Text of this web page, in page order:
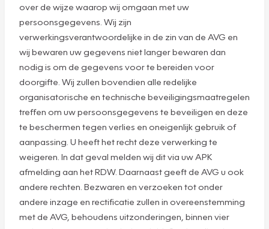
over de wijze waarop wij omgaan met uw
persoonsgegevens. Wij zijn
verwerkingsverantwoordelijke in de zin van de AVG en
wij bewaren uw gegevens niet langer bewaren dan
nodig is om de gegevens voor te bereiden voor
doorgifte. Wij zullen bovendien alle redelijke
organisatorische en technische beveiligingsmaatregelen
treffen om uw persoonsgegevens te beveiligen en deze
te beschermen tegen verlies en oneigenlijk gebruik of
aanpassing. U heeft het recht deze verwerking te
weigeren. In dat geval melden wij dit via uw APK
afmelding aan het RDW. Daarnaast geeft de AVG u ook
andere rechten. Bezwaren en verzoeken tot onder
andere inzage en rectificatie zullen in overeenstemming
met de AVG, behoudens uitzonderingen, binnen vier